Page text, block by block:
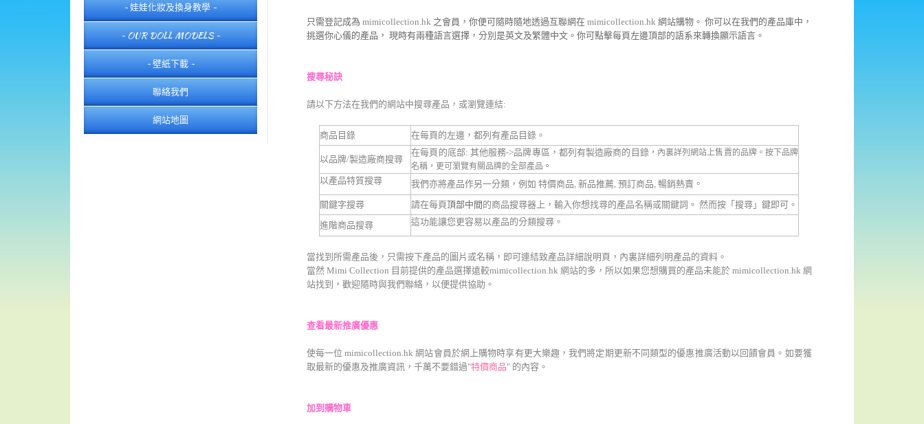
~ 娃娃化妝及換身教學 ~
~ OUR DOLL MODELS ~
~ 壁紙下載 ~
聯絡我們
網站地圖
只需登記成為 mimicollection.hk之會員，你便可隨時隨地透過互聯網在 mimicollection.hk 網站購物。 你可以在我們的產品庫中，
挑選你心儀的產品， 現時有兩種語言選擇，分別是英文及繁體中文。你可點擊每頁左邊頂部的語系來轉換顯示語言。
搜尋秘訣
請以下方法在我們的網站中搜尋產品，或瀏覽連結:
商品目錄 在每頁的左邊，都列有產品目錄。
以品牌/製造廠商搜尋
在每頁的底部: 其他服務->品牌專區，都列有製造廠商的目錄， 內裏詳列網站上售賣的品牌。按下品牌
名稱，更可瀏覽有關品牌的全部產品 。
以產品特質搜尋 我們亦將產品作另一分類，例如 特價商品,新品推薦,預訂商品, 暢銷熱賣 。
關鍵字搜尋
請在每頁頂部中間 的商品搜尋器上，輸入你想找尋的產品名稱或關鍵詞。 然而按「搜尋 」鍵即可。
進階商品搜尋
這功能讓您更容易以產品的分類搜尋。
當找到所需產品後，只需按下產品的圖片或名稱，即可連結致產品詳細說明頁，內裏詳細列明產品的資料。
當然Mimi Collection 目前提供的產品選擇遠較mimicollection.hk 網站的多，所以如果您想購買的產品未能於 mimicollection.hk 網
站找到，歡迎隨時與我們聯絡，以便提供協助。
查看最新推廣優惠
使每一位 mimicollection.hk網站會員於網上購物時享有更大樂趣，我們將定期更新不同類型的優惠推廣活動以回饋會員。如要獲
取最新的優惠及推廣資訊，千萬不要錯過"特價商品" 的內容。
加到購物車